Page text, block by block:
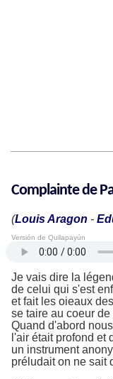
Complainte de
(Louis Aragon -
Versión de Quilapayún
Je vais dire la
de celui qui s'est
et fait les oieaux
se taire au coeur de
Quand d'abord
l'air était profond et
un instrument
préludait on ne sait